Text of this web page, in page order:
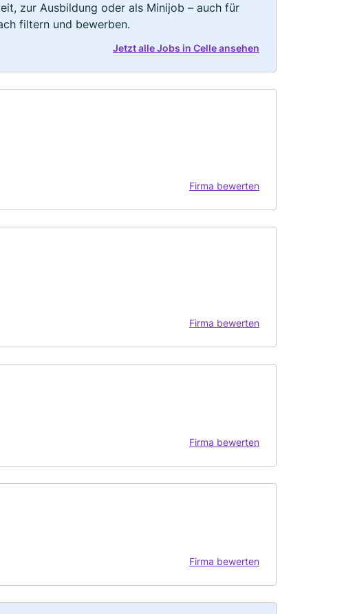
zur Ausbildung oder als Minijob – auch für
filtern und bewerben.
Jetzt alle Jobs in Celle ansehen
Firma bewerten
Firma bewerten
Firma bewerten
Firma bewerten